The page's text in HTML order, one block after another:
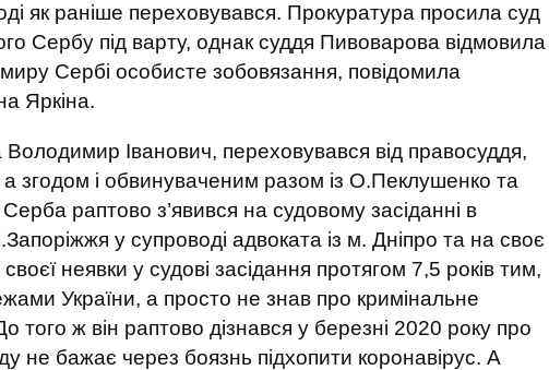
як раніше переховувався. Прокуратура просила суд
Сербу під варту, однак суддя Пивоварова відмовила
Сербі особисте зобовязання, повідомила
Яркіна.
Володимир Іванович, переховувався від правосуддя,
а згодом і обвинуваченим разом із О.Пеклушенко та
раптово з’явився на судовому засіданні в
у супроводі адвоката із м. Дніпро та на своє
неявки у судові засідання протягом 7,5 років тим,
України, а просто не знав про кримінальне
того ж він раптово дізнався у березні 2020 року про
не бажає через боязнь підхопити коронавірус. А